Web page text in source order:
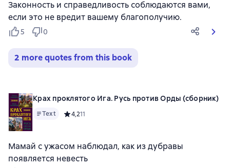
Законность и справедливость соблюдаются вами,
если это не вредит вашему благополучию.
5 0
2 more quotes from this book
Крах проклятого Ига. Русь против Орды (сборник)
Text Средний рейтинг 4,2 на основе 11 оценок
4,211
Мамай с ужасом наблюдал, как из дубравы
появляется невесть